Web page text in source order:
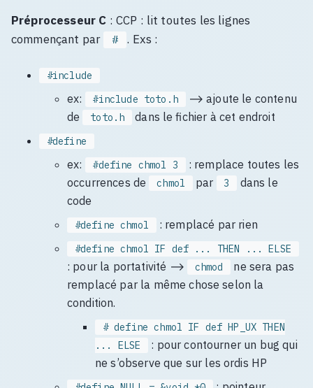
Préprocesseur C : CCP : lit toutes les lignes
commençant par
# . Exs :
#include
ex: #include toto.h
⟶ ajoute le contenu
de
toto.h dans le fichier à cet endroit
#define
ex: #define chmol 3
: remplace toutes les
occurrences de
chmol par 3
dans le
code
#define chmol : remplacé par rien
#define chmol IF def ... THEN ... ELSE
: pour la portativité ⟶ chmod
ne sera pas
remplacé par la même chose selon la
condition.
# define chmol IF def HP_UX THEN
... ELSE
: pour contourner un bug qui
ne s’observe que sur les ordis HP